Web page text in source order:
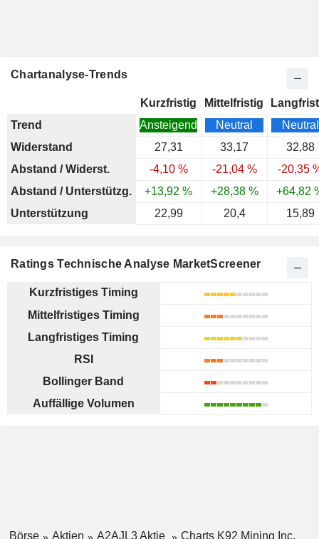
Chartanalyse-Trends
Kurzfristig Mittelfristig
Trend
Ansteigend Neutral
Neutral
Widerstand
27,31 33,17
32,88
Abstand / Widerst.
-4,10 % -21,04 %
-20,35
Abstand / Unterstützg.
+13,92 % +28,38 %
+64,82
Unterstützung
22,99 20,4 15,89
Ratings Technische Analyse MarketScreener
Kurzfristiges Timing
Mittelfristiges Timing
Langfristiges Timing
RSI
Bollinger Band
Auffällige Volumen
Börse Aktien A2AJL3 Aktie Charts K92 Mining Inc.